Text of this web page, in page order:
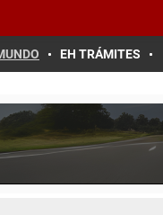
EH TRÁMITES